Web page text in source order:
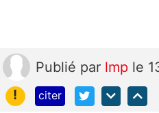
Publié par lmp le
!
citer